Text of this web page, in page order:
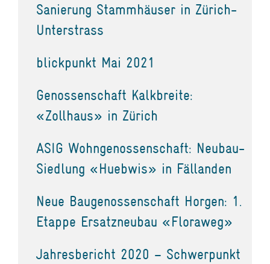
Sanierung Stammhäuser in Zürich-
Unterstrass
blickpunkt Mai 2021
Genossenschaft Kalkbreite:
«Zollhaus» in Zürich
ASIG Wohngenossenschaft: Neubau-
Siedlung «Huebwis» in Fällanden
Neue Baugenossenschaft Horgen: 1.
Etappe Ersatzneubau «Floraweg»
Jahresbericht 2020 – Schwerpunkt